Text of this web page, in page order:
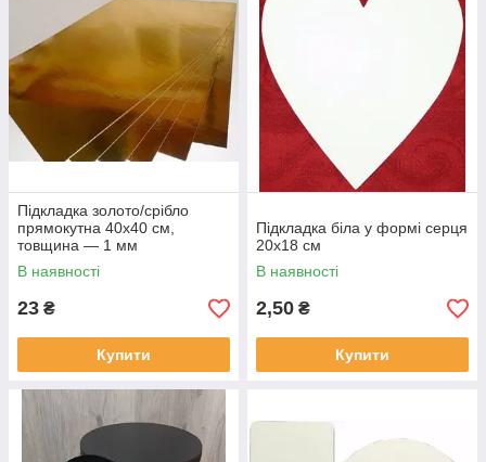
Підкладка золото/срібло
прямокутна 40х40 см,
товщина — 1 мм
В наявності
23 ₴
Купити
Підкладка біла у формі серця
20х18 см
В наявності
2,50 ₴
Купити